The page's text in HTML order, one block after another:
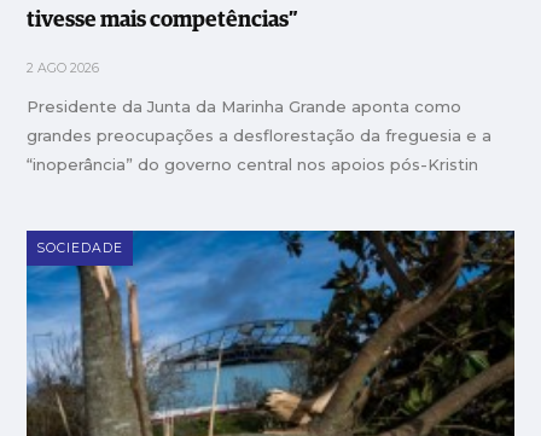
tivesse mais competências”
2 AGO 2026
Presidente da Junta da Marinha Grande aponta como
grandes preocupações a desflorestação da freguesia e a
“inoperância” do governo central nos apoios pós-Kristin
SOCIEDADE